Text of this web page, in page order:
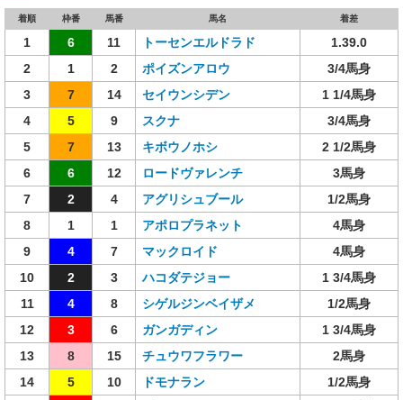
着順 枠番 馬番 馬名 着差
1 6 11 トーセンエルドラド
1.39.0
2
1 2 ポイズンアロウ
3/4馬身
3
7 14 セイウンシデン
1 1/4馬身
4
5 9 スクナ
3/4馬身
5
7 13 キボウノホシ
2 1/2馬身
6
6 12 ロードヴァレンチ
3馬身
7
2 4 アグリシュブール
1/2馬身
8
1 1 アポロプラネット
4馬身
9
4 7 マックロイド
4馬身
10
2 3 ハコダテジョー
1 3/4馬身
11
4 8 シゲルジンベイザメ
1/2馬身
12
3 6 ガンガディン
1 3/4馬身
13
8 15 チュウワフラワー
2馬身
14
5 10 ドモナラン
1/2馬身